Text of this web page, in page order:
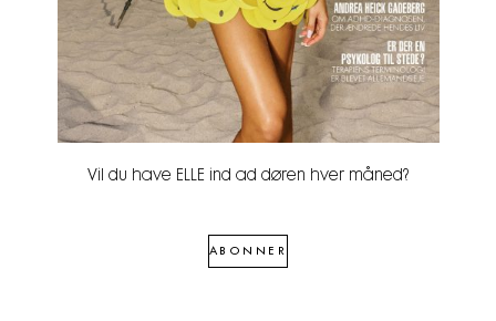
Vil du have ELLE ind ad døren hver måned?
ABONNER